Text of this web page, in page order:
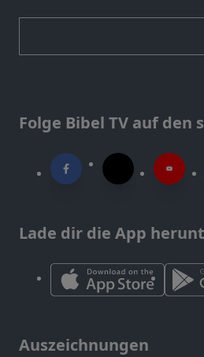
Folge Bibel TV auf den
Lade dir die App
Auszeichnungen